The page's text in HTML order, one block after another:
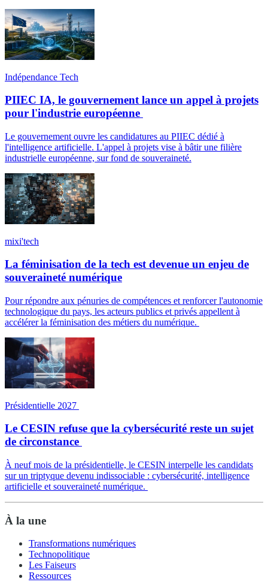
Indépendance Tech
PIIEC IA, le gouvernement lance un appel à projets
pour l'industrie européenne
Le gouvernement ouvre les candidatures au PIIEC dédié à
l'intelligence artificielle. L'appel à projets vise à bâtir une filière
industrielle européenne, sur fond de souveraineté.
mixi'tech
La féminisation de la tech est devenue un enjeu de
souveraineté numérique
Pour répondre aux pénuries de compétences et renforcer l'autonomie
technologique du pays, les acteurs publics et privés appellent à
accélérer la féminisation des métiers du numérique.
Présidentielle 2027
Le CESIN refuse que la cybersécurité reste un sujet
de circonstance
À neuf mois de la présidentielle, le CESIN interpelle les candidats
sur un triptyque devenu indissociable : cybersécurité, intelligence
artificielle et souveraineté numérique.
À la une
Transformations numériques
Technopolitique
Les Faiseurs
Ressources